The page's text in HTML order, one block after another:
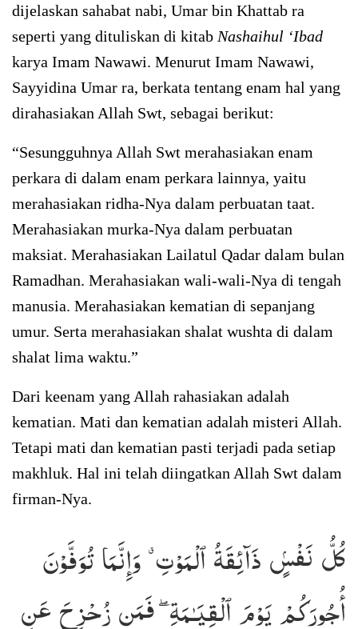
dijelaskan sahabat nabi, Umar bin Khattab ra
seperti yang dituliskan di kitab Nashaihul ‘Ibad
karya Imam Nawawi. Menurut Imam Nawawi,
Sayyidina Umar ra, berkata tentang enam hal yang
dirahasiakan Allah Swt, sebagai berikut:
“Sesungguhnya Allah Swt merahasiakan enam
perkara di dalam enam perkara lainnya, yaitu
merahasiakan ridha-Nya dalam perbuatan taat.
Merahasiakan murka-Nya dalam perbuatan
maksiat. Merahasiakan Lailatul Qadar dalam bulan
Ramadhan. Merahasiakan wali-wali-Nya di tengah
manusia. Merahasiakan kematian di sepanjang
umur. Serta merahasiakan shalat wushta di dalam
shalat lima waktu.”
Dari keenam yang Allah rahasiakan adalah
kematian. Mati dan kematian adalah misteri Allah.
Tetapi mati dan kematian pasti terjadi pada setiap
makhluk. Hal ini telah diingatkan Allah Swt dalam
firman-Nya.
كُلُّ نَفْسٍۢ ذَآئِقَةُ ٱلْمَوْتِ ۗ وَإِنَّمَا تُوَفَّوْنَ
أُجُورَكُمْ يَوْمَ ٱلْقِيَـٰمَةِ ۖ فَمَن زُحْزِحَ عَنِ